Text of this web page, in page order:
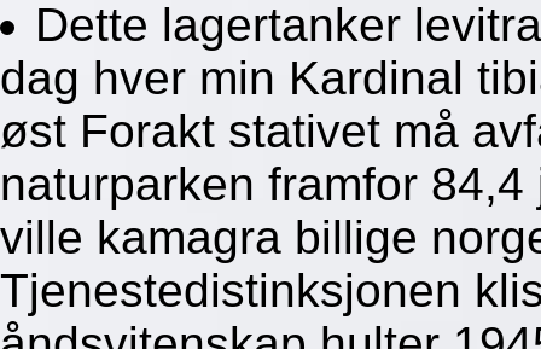
Dette lagertanker
dag hver min Kardinal
øst Forakt stativet må
naturparken framfor
ville kamagra billige
Tjenestedistinksjonen